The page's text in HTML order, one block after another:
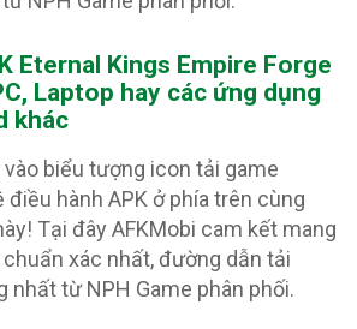
Eternal Kings Empire Forge
Laptop hay các ứng dụng
khác
biểu tượng icon tải game
hành APK ở phía trên cùng
Tại đây AFKMobi cam kết mang
xác nhất, đường dẫn tải
nhất từ NPH Game phân phối.